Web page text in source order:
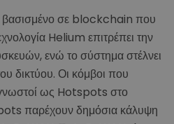
βασισμένο σε blockchain που
Helium επιτρέπει την
ενώ το σύστημα στέλνει
δικτύου. Οι κόμβοι που
γνωστοί ως Hotspots στο
παρέχουν δημόσια κάλυψη